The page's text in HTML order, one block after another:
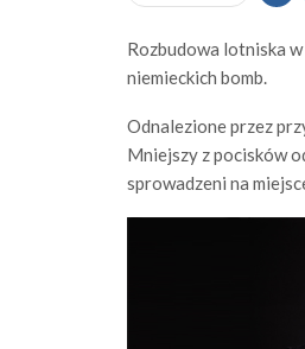
Rozbudowa lotniska
niemieckich bomb.
Odnalezione przez
Mniejszy z pocisków
sprowadzeni na